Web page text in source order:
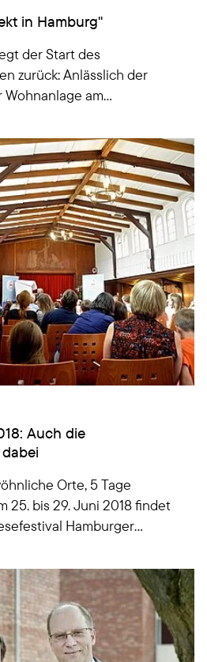
in Hamburg"
der Start des
zurück: Anlässlich der
am
den fünften Bauabschnitt
sich genau in der Mitte
Auch die
Orte, 5 Tage
25. bis 29. Juni 2018 findet
Hamburger
trägt wieder